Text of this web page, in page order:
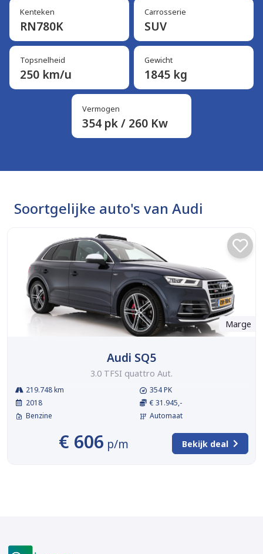
Kenteken
RN780K
Carrosserie
SUV
Topsnelheid
250 km/u
Gewicht
1845 kg
Vermogen
354 pk / 260 Kw
Soortgelijke auto's van Audi
Marge
Audi SQ5
3.0 TFSI quattro Aut.
219.748 km
2018
Benzine
354 PK
€ 31.945,-
Automaat
€ 606 p/m Bekijk deal